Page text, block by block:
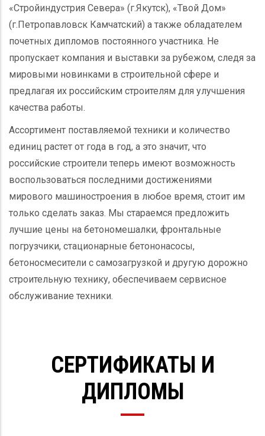
«Стройиндустрия Севера» (г.Якутск), «Твой Дом»
(г.Петропавловск Камчатский) а также обладателем
почетных дипломов постоянного участника. Не
пропускает компания и выставки за рубежом, следя за
мировыми новинками в строительной сфере и
предлагая их российским строителям для улучшения
качества работы.
Ассортимент поставляемой техники и количество
единиц растет от года в год, а это значит, что
российские строители теперь имеют возможность
воспользоваться последними достижениями
мирового машиностроения в любое время, стоит им
только сделать заказ. Мы стараемся предложить
лучшие цены на бетономешалки, фронтальные
погрузчики, стационарные бетононасосы,
бетоносмесители с самозагрузкой и другую дорожно
строительную технику, обеспечиваем сервисное
обслуживание техники.
СЕРТИФИКАТЫ И
ДИПЛОМЫ